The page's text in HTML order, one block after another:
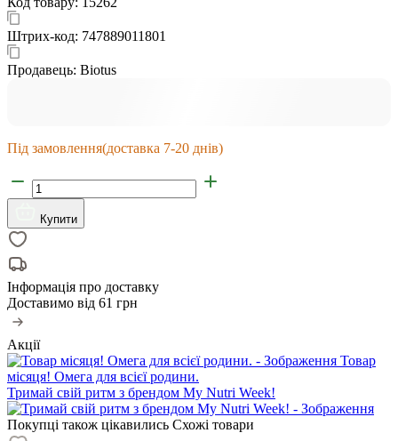
Штрих-код: 747889011801
Продавець: Biotus
Під замовлення(доставка 7-20 днів)
Купити
Інформація про доставку
Доставимо від 61 грн
Акції
Товар
місяця! Омега для всієї родини.
Тримай свій ритм з брендом My Nutri Week!
Покупці також цікавились Схожі товари